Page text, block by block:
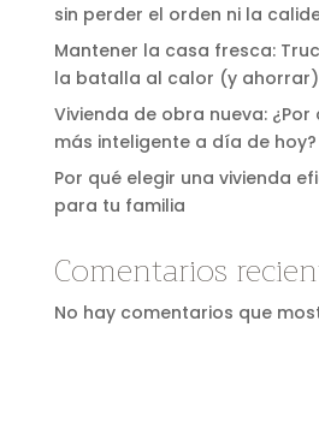
sin perder el orden ni la
Mantener la casa fresca:
la batalla al calor (y ahorrar)
Vivienda de obra nueva:
más inteligente a día de hoy?
Por qué elegir una vivienda
para tu familia
Comentarios
No hay comentarios que